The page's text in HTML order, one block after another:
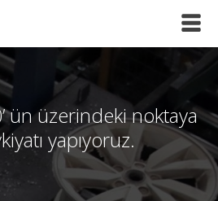
ün üzerindeki noktaya
yapıyoruz.